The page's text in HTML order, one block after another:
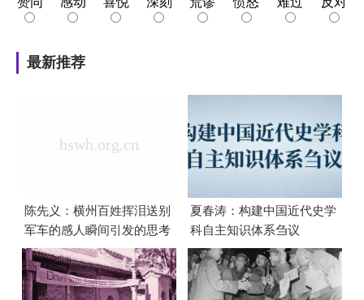
最新推荐
陈先义：横州百姓挥泪送别
军车的感人瞬间引发的思考
夏春涛：构建中国近代史学
科自主知识体系刍议